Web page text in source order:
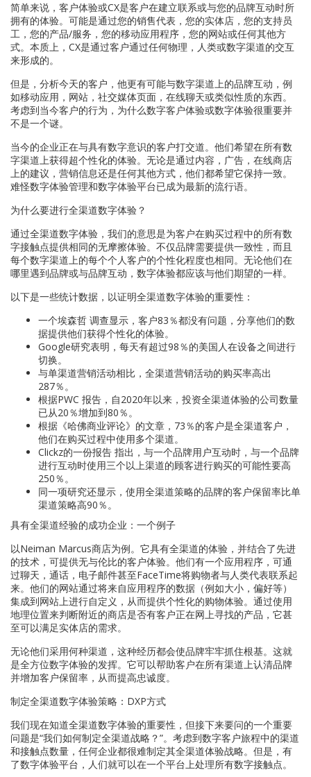
简单来说，客户体验或CX是客户在建立联系或与您的品牌互动时所
拥有的体验。可能是通过您的销售代表，您的实体店，您的支持员
工，您的产品/服务，您的移动应用程序，您的网站或任何其他方
式。本质上，CX是通过客户通过任何物理，人类或数字渠道的交互
来形成的。
但是，分析今天的客户，他更有可能与数字渠道上的品牌互动，例
如移动应用，网站，社交媒体页面，在线聊天或类似性质的东西。
考虑到当今客户的行为，为什么数字客户体验或数字体验很重要并
不是一个谜。
当今的企业正在与具有数字意识的客户打交道。他们希望在所有数
字渠道上获得超个性化的体验。无论是通过内容，广告，在线商店
上的建议，营销信息还是任何其他方式，他们都希望它保持一致。
难怪数字体验管理和数字体验平台已成为最新的流行语。
为什么要进行全渠道数字体验？
通过全渠道数字体验，我们的意思是为客户在购买过程中的所有数
字接触点提供相同的无摩擦体验。不仅品牌需要提供一致性，而且
每个数字渠道上的每个个人客户的个性化程度也相同。无论他们在
哪里遇到品牌或与品牌互动，数字体验都应该与他们期望的一样。
以下是一些统计数据，以证明全渠道数字体验的重要性：
一个埃森哲 调查显示，客户83％都没有问题，分享他们的数
据提供他们获得个性化的体验。
Google研究表明，每天有超过98％的美国人在设备之间进行
切换。
与单渠道营销活动相比，全渠道营销活动的购买率高出
287％。
根据PWC 报告，自2020年以来，投资全渠道体验的公司数量
已从20％增加到80％。
根据《哈佛商业评论》的文章，73％的客户是全渠道客户，
他们在购买过程中使用多个渠道。
Clickz的一份报告 指出，与一个品牌用户互动时，与一个品牌
进行互动时使用三个以上渠道的顾客进行购买的可能性要高
250％。
同一项研究还显示，使用全渠道策略的品牌的客户保留率比单
渠道策略高90％。
具有全渠道经验的成功企业：一个例子
以Neiman Marcus商店为例。它具有全渠道的体验，并结合了先进
的技术，可提供无与伦比的客户体验。他们有一个应用程序，可通
过聊天，通话，电子邮件甚至FaceTime将购物者与人类代表联系起
来。他们的网站通过将来自应用程序的数据（例如大小，偏好等）
集成到网站上进行自定义，从而提供个性化的购物体验。通过使用
地理位置来判断附近的商店是否有客户正在网上寻找的产品，它甚
至可以满足实体店的需求。
无论他们采用何种渠道，这种经历都会使品牌牢牢抓住根基。这就
是全方位数字体验的发挥。它可以帮助客户在所有渠道上认清品牌
并增加客户保留率，从而提高忠诚度。
制定全渠道数字体验策略：DXP方式
我们现在知道全渠道数字体验的重要性，但接下来要问的一个重要
问题是“我们如何制定全渠道战略？”。考虑到数字客户旅程中的渠道
和接触点数量，任何企业都很难制定其全渠道体验战略。但是，有
了数字体验平台，人们就可以在一个平台上处理所有数字接触点。